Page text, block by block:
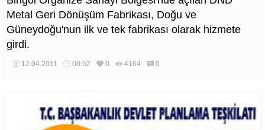
Metal Geri Dönüşüm Fabrikası, Doğu ve
Güneydoğu'nun ilk ve tek fabrikası olarak hizmete
girdi.
12.04.2011 08:52 0 4164 0